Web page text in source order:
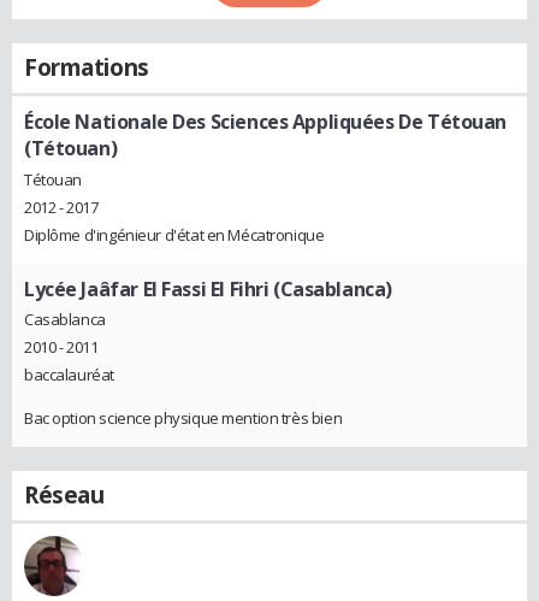
Formations
École Nationale Des Sciences Appliquées De Tétouan
(Tétouan)
Tétouan
2012 - 2017
Diplôme d'ingénieur d'état en Mécatronique
Lycée Jaâfar El Fassi El Fihri (Casablanca)
Casablanca
2010 - 2011
baccalauréat
Bac option science physique mention très bien
Réseau